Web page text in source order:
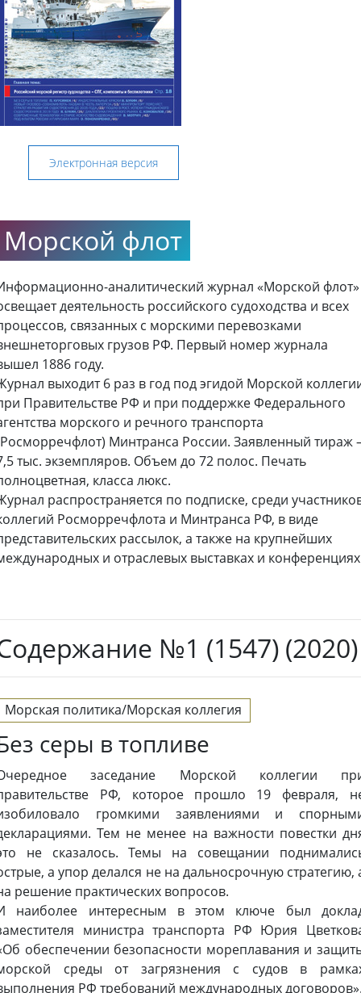
Электронная версия
Морской флот
аналитический журнал «Морской флот»
деятельность российского судоходства и всех
связанных с морскими перевозками
грузов РФ. Первый номер журнала
1886 году.
выходит 6 раз в год под эгидой Морской
Правительстве РФ и при поддержке Федерального
морского и речного транспорта
Минтранса России. Заявленный тираж
тыс. экземпляров. Объем до 72 полос. Печать
класса люкс.
распространяется по подписке, среди
Росморречфлота и Минтранса РФ, в виде
рассылок, а также на крупнейших
и отраслевых выставках и
№1 (1547) (2020)
Морская политика/Морская коллегия
серы в топливе
заседание Морской коллегии
РФ, которое прошло 19 февраля,
громкими заявлениями и
Тем не менее на важности повестки
не сказалось. Темы на совещании
а упор делался не на дальносрочную стратегию,
решение практических вопросов.
наиболее интересным в этом ключе был
министра транспорта РФ Юрия
обеспечении безопасности мореплавания и
среды от загрязнения с судов в
РФ требований международных